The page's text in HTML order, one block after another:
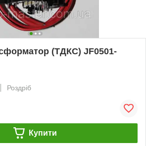
(ТДКС) JF0501-
Роздріб
Купити